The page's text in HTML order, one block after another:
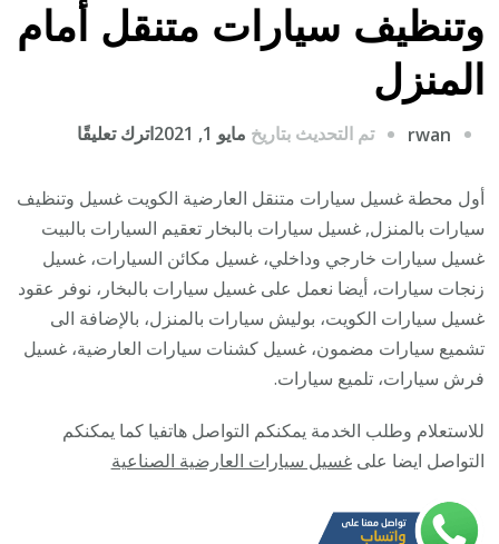
وتنظيف سيارات متنقل أمام
المنزل
rwan تم التحديث بتاريخ مايو 1, 2021 اترك تعليقًا
سيارات
العارضية
/
/
غسيل
متنقل
أول محطة غسيل سيارات متنقل العارضية الكويت غسيل وتنظيف
سيارات بالمنزل, غسيل سيارات بالبخار تعقيم السيارات بالبيت
غسيل سيارات خارجي وداخلي، غسيل مكائن السيارات، غسيل
زنجات سيارات، أيضا نعمل على غسيل سيارات بالبخار، نوفر عقود
غسيل سيارات الكويت، بوليش سيارات بالمنزل، بالإضافة الى
تشميع سيارات مضمون، غسيل كشنات سيارات العارضية، غسيل
فرش سيارات، تلميع سيارات.
للاستعلام وطلب الخدمة يمكنكم التواصل هاتفيا كما يمكنكم
التواصل ايضا علىغسيل سيارات العارضية الصناعية